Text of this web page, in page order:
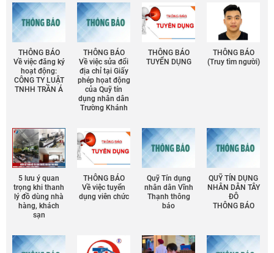
THÔNG BÁO
Về việc đăng ký
hoạt động:
CÔNG TY LUẬT
TNHH TRẦN Á
THÔNG BÁO
Về việc sửa đổi
địa chỉ tại Giấy
phép họat động
của Quỹ tín
dụng nhân dân
Trường Khánh
THÔNG BÁO
TUYỂN DỤNG
THÔNG BÁO
(Truy tìm người)
5 lưu ý quan
trọng khi thanh
lý đồ dùng nhà
hàng, khách
sạn
THÔNG BÁO
Về việc tuyển
dụng viên chức
Quỹ Tín dụng
nhân dân Vĩnh
Thạnh thông
báo
QUỸ TÍN DỤNG
NHÂN DÂN TÂY
ĐÔ
THÔNG BÁO